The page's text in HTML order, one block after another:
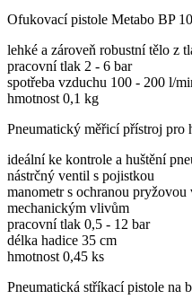
Ofukovací pistole Metabo BP
lehké a zároveň robustní tělo z
pracovní tlak 2 - 6 bar
spotřeba vzduchu 100 - 200 l/
hmotnost 0,1 kg
Pneumatický měřicí přístroj pro
ideální ke kontrole a huštění
nástrčný ventil s pojistkou
manometr s ochranou
mechanickým vlivům
pracovní tlak 0,5 - 12 bar
délka hadice 35 cm
hmotnost 0,45 ks
Pneumatická stříkací pistole na